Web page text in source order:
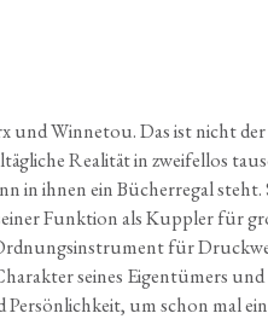
und Win­ne­tou. Das ist nicht der
Rea­li­tät in zwei­fel­los
in ihnen ein Bücher­re­gal steht.
Funk­ti­on als Kupp­ler für
für
sei­nes Eigen­tü­mers und
Per­sön­lich­keit, um schon mal